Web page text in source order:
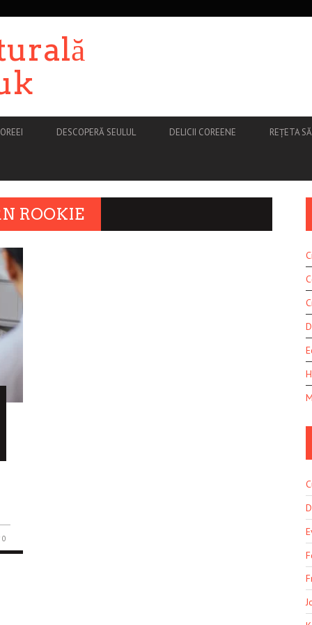
DESCOPERĂ SEULUL DELICII COREENE REȚETA
ROOKIE
0